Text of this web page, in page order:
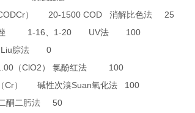
） 20-1500 COD 消解比色法 25
1-16、 1-20 UV法 100
Liu腙法 0
（ClO2 ） 氯酚红法 100
（Cr） 碱性次溴Suan氧化法 100
酮二肟法 50